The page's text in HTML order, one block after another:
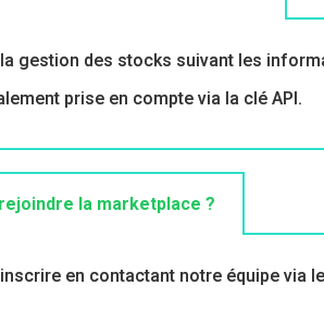
gestion des stocks suivant les
prise en compte via la clé API.
la marketplace ?
en contactant notre équipe via